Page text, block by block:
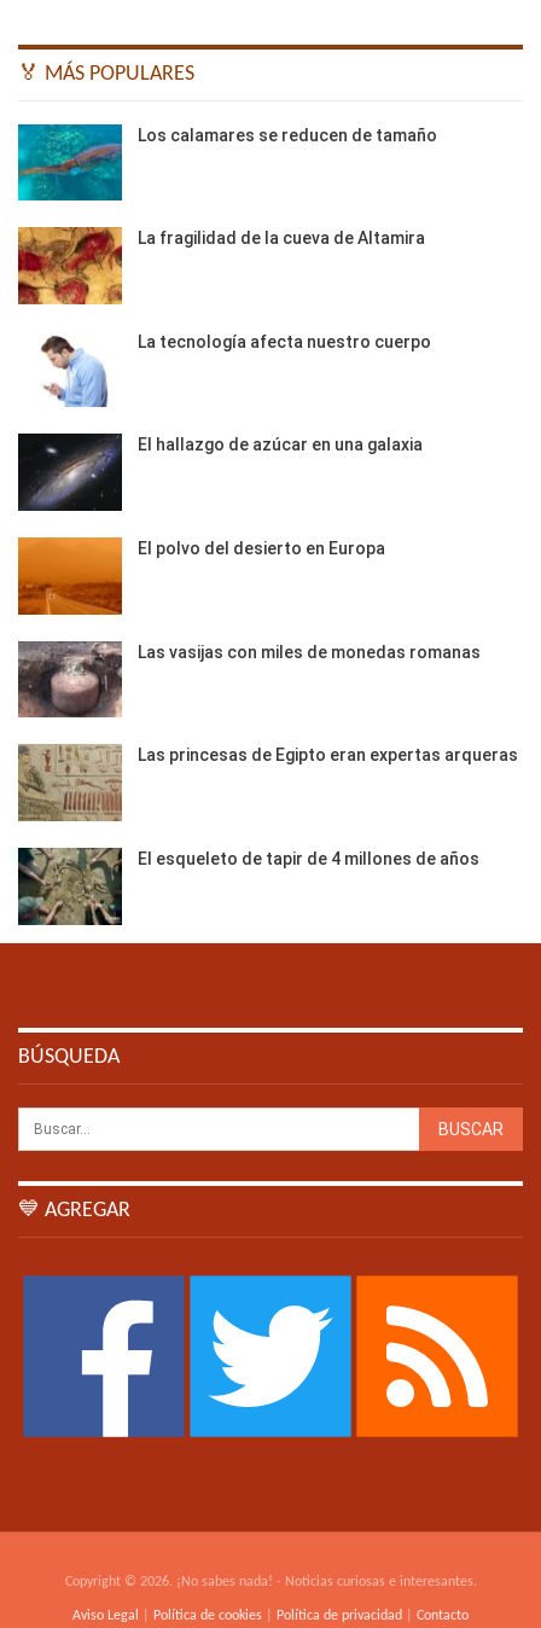
🏅 MÁS POPULARES
Los calamares se reducen de tamaño
La fragilidad de la cueva de Altamira
La tecnología afecta nuestro cuerpo
El hallazgo de azúcar en una galaxia
El polvo del desierto en Europa
Las vasijas con miles de monedas romanas
Las princesas de Egipto eran expertas arqueras
El esqueleto de tapir de 4 millones de años
BÚSQUEDA
💙 AGREGAR
Copyright © 2026. ¡No sabes nada! - Noticias curiosas e interesantes.
Aviso Legal Política de cookies Política de privacidad Contacto